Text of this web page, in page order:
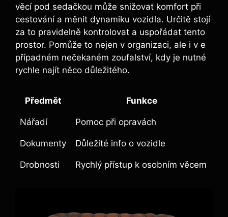
věcí pod sedačkou může snižovat komfort při
cestování a měnit dynamiku vozidla. Určitě stojí
za to pravidelně kontrolovat a uspořádat tento
prostor. Pomůže to nejen v organizaci, ale i v e
případném nečekaném zoufalství, kdy je nutné
rychle najít něco důležitého.
Předmět Funkce
Nářadí Pomoc při opravách
Dokumenty Důležité info o vozidle
Drobnosti Rychlý přístup k osobním věcem